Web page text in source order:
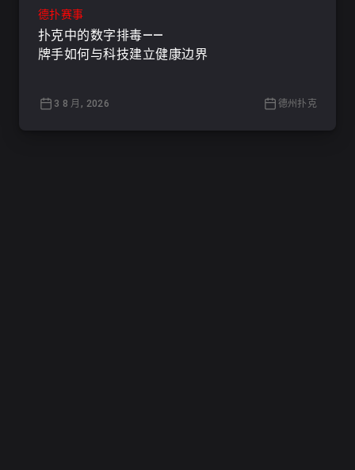
德扑赛事
扑克中的数字排毒——
牌手如何与科技建立健康边界
3 8 月, 2026 德州扑克